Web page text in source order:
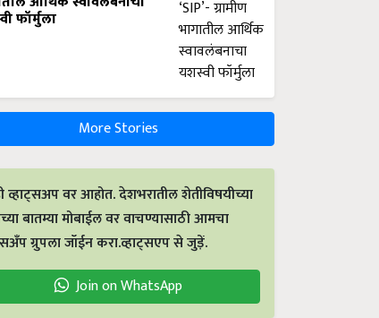
फॉर्मुला
More Stories
व्हाट्सअप वर आहोत. देशभरातील शेतीविषयीच्या
बातम्या मोबाईल वर वाचण्यासाठी आमचा
ग्रुपला जॉईन करा.व्हाट्सएप से जुड़ें.
Join on WhatsApp